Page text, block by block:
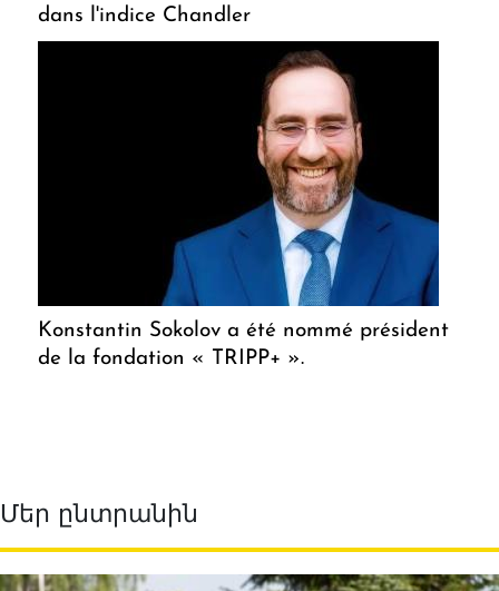
dans l'indice Chandler
Konstantin Sokolov a été nommé président
de la fondation « TRIPP+ ».
Մեր ընտրանին